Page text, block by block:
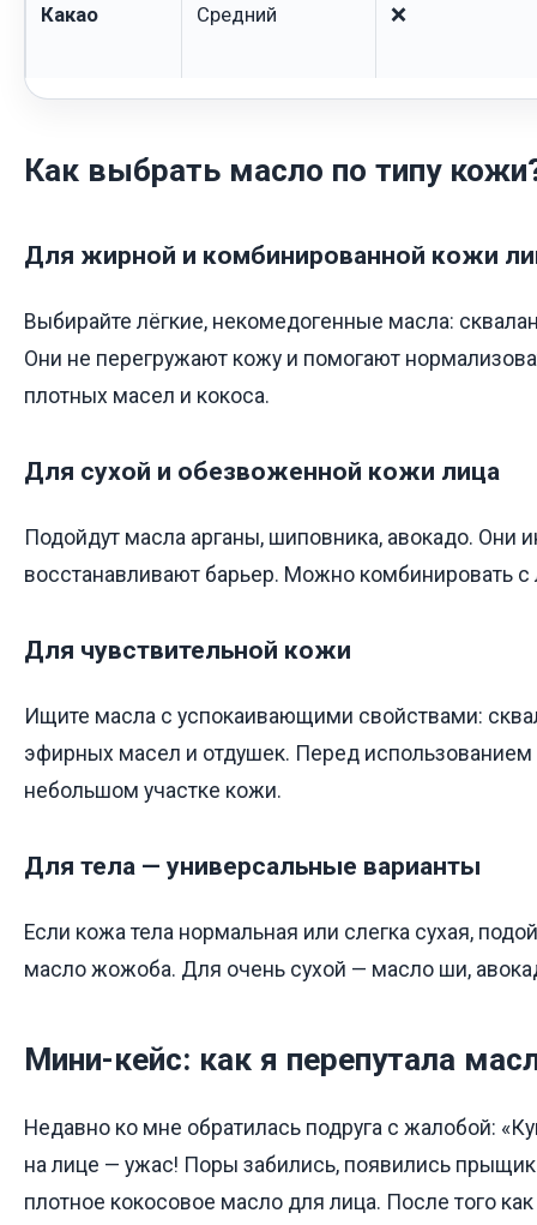
Какао Средний ❌
Как выбрать масло по типу
Для жирной и комбинированной кожи
Выбирайте лёгкие, некомедогенные масла:
Они не перегружают кожу и помогают
плотных масел и кокоса.
Для сухой и обезвоженной кожи лица
Подойдут масла арганы, шиповника, авокадо. Они
восстанавливают барьер. Можно комбинировать
Для чувствительной кожи
Ищите масла с успокаивающими свойствами:
эфирных масел и отдушек. Перед использованием
небольшом участке кожи.
Для тела — универсальные варианты
Если кожа тела нормальная или слегка сухая,
масло жожоба. Для очень сухой — масло ши,
Мини-кейс: как я перепутала
Недавно ко мне обратилась подруга с жалобой:
на лице — ужас! Поры забились, появились
плотное кокосовое масло для лица. После того